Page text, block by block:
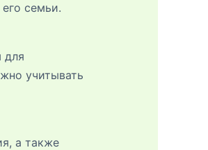
семьи.
для
учитывать
а также